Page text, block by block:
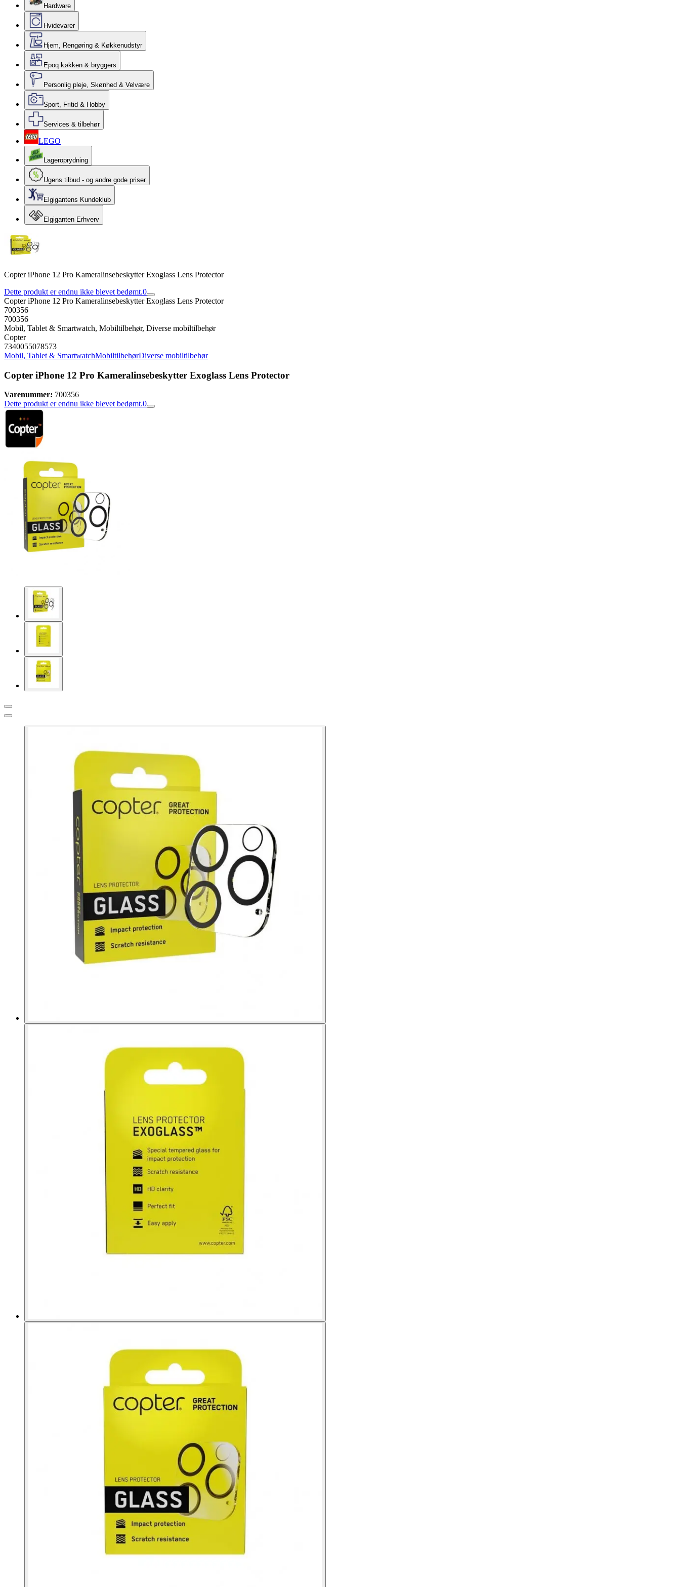
Hardware
Hvidevarer
Hjem, Rengøring & Køkkenudstyr
Epoq køkken & bryggers
Personlig pleje, Skønhed & Velvære
Sport, Fritid & Hobby
Services & tilbehør
LEGO
Lageroprydning
Ugens tilbud - og andre gode priser
Elgigantens Kundeklub
Elgiganten Erhverv
Copter iPhone 12 Pro Kameralinsebeskytter Exoglass Lens Protector
Dette produkt er endnu ikke blevet bedømt.0
Copter iPhone 12 Pro Kameralinsebeskytter Exoglass Lens Protector
700356
700356
Mobil, Tablet & Smartwatch, Mobiltilbehør, Diverse mobiltilbehør
Copter
7340055078573
Mobil, Tablet & SmartwatchMobiltilbehørDiverse mobiltilbehør
Copter iPhone 12 Pro Kameralinsebeskytter Exoglass Lens Protector
Varenummer: 700356
Dette produkt er endnu ikke blevet bedømt.0